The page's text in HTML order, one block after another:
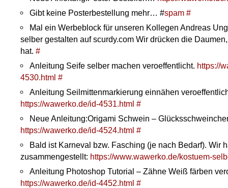
Gibt keine Posterbestellung mehr… #spam #
Mal ein Werbeblock für unseren Kollegen Andreas
selber gestalten auf scurdy.com Wir drücken die
hat. #
Anleitung Seife selber machen veroeffentlicht. https://
4530.html #
Anleitung Seilmittenmarkierung einnähen
https://wawerko.de/id-4531.html #
Neue Anleitung:Origami Schwein –
https://wawerko.de/id-4524.html #
Bald ist Karneval bzw. Fasching (je nach Bedarf). Wir
zusammengestellt: https://www.wawerko.de/kostuem-
Anleitung Photoshop Tutorial – Zähne Weiß färben
https://wawerko.de/id-4452.html #